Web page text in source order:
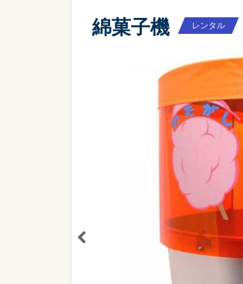
冷暖房用品レンタル
シーン
販促
綿菓子機 レンタル